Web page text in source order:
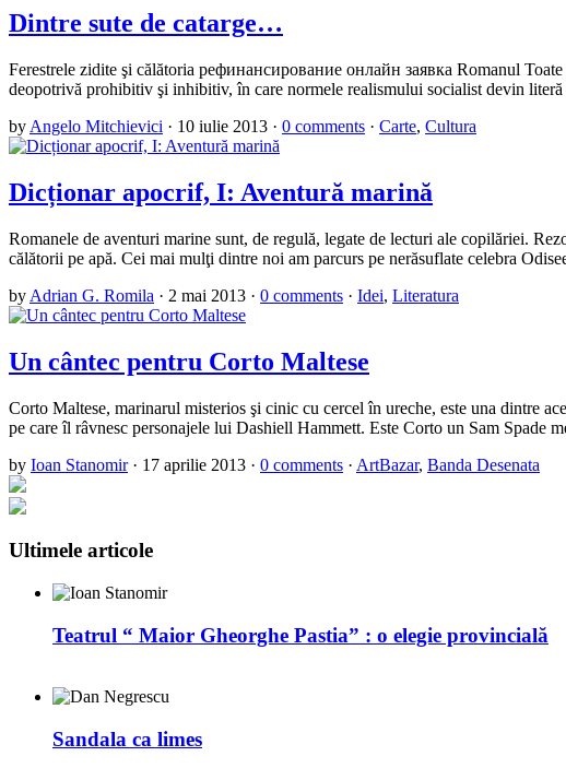
Dintre sute de catarge…
Ferestrele zidite şi călătoria рефинансирование онлайн заявка Romanul
deopotrivă prohibitiv şi inhibitiv, în care normele realismului socialist devin
by Angelo Mitchievici · 10 iulie 2013 · 0 comments · Carte, Cultura
Dicționar apocrif, I: Aventură marină
Romanele de aventuri marine sunt, de regulă, legate de lecturi ale copilăriei.
călătorii pe apă. Cei mai mulţi dintre noi am parcurs pe nerăsuflate celebra
by Adrian G. Romila · 2 mai 2013 · 0 comments · Idei, Literatura
Un cântec pentru Corto Maltese
Corto Maltese, marinarul misterios şi cinic cu cercel în ureche, este una dintre
pe care îl râvnesc personajele lui Dashiell Hammett. Este Corto un Sam Spade
by Ioan Stanomir · 17 aprilie 2013 · 0 comments · ArtBazar, Banda Desenata
Ultimele articole
Teatrul “ Maior Gheorghe Pastia” : o elegie provincială
Sandala ca limes